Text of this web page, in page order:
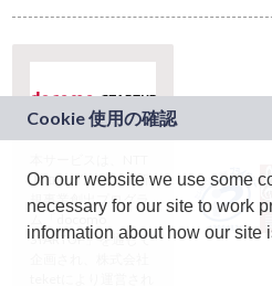
ドコモグループの新
規事業創出プログラ
ム「docomo
STARTUP」を通じて
On our website we use some
necessary for our site to work
information about how our site